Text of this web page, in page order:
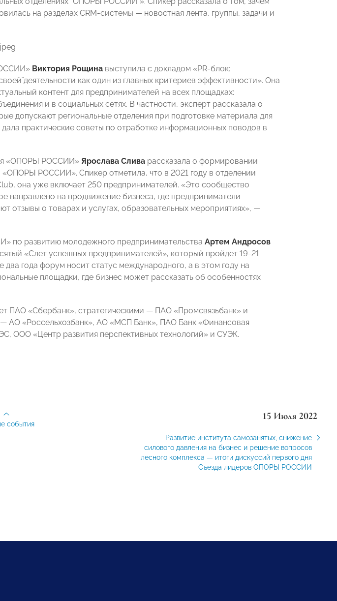
на разделах CRM-системы — новостная лента, группы, задачи и
Виктория Рощина выступила с докладом «PR-блок:
деятельности как один из главных критериев эффективности». Она
контент для предпринимателей на всех площадках:
и в социальных сетях. В частности, эксперт рассказала о
допускают региональные отделения при подготовке материала для
практические советы по отработке информационных поводов в
«ОПОРЫ РОССИИ» Ярослава Слива рассказала о формировании
«ОПОРЫ РОССИИ». Спикер отметила, что в 2021 году в отделении
она уже включает 250 предпринимателей. «Это сообщество
направлено на продвижение бизнеса, где предприниматели
отзывы о товарах и услугах, образовательных мероприятиях», —
по развитию молодежного предпринимательства Артем Андросов
«Слет успешных предпринимателей», который пройдет 19-21
два года форум носит статус международного, а в этом году на
площадки, где бизнес может рассказать об особенностях
ПАО «Сбербанк», стратегическими — ПАО «Промсвязьбанк» и
— АО «Россельхозбанк», АО «МСП Банк», ПАО Банк «Финансовая
ООО «Центр развития перспективных технологий» и СУЭК.
15 Июля 2022
Развитие института самозанятых, снижение
силового давления на бизнес и решение вопросов
лесного комплекса — итоги дискуссий первого дня
Съезда лидеров ОПОРЫ РОССИИ
события